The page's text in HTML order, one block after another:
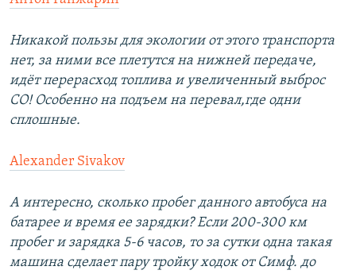
Никакой пользы для экологии от этого транспорта
нет, за ними все плетутся на нижней передаче,
идёт перерасход топлива и увеличенный выброс
СО! Особенно на подъем на перевал,где одни
сплошные.
Alexander Sivakov
А интересно, сколько пробег данного автобуса на
батарее и время ее зарядки? Если 200-300 км
пробег и зарядка 5-6 часов, то за сутки одна такая
машина сделает пару тройку ходок от Симф. до